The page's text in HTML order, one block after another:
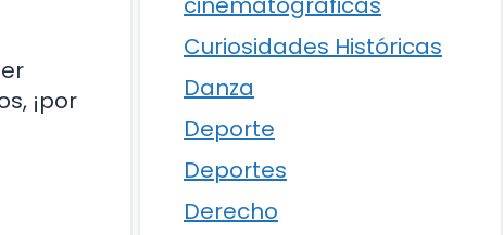
¡por
Curiosidades Históricas
Danza
Deporte
Deportes
Derecho